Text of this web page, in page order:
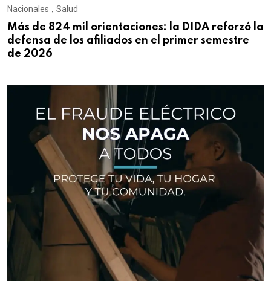
Nacionales , Salud
Más de 824 mil orientaciones: la DIDA reforzó la
defensa de los afiliados en el primer semestre
de 2026